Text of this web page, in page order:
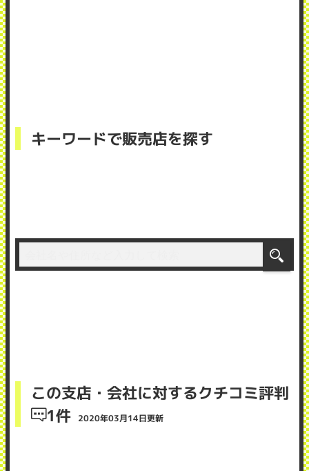
キーワードで販売店を探す
この支店・会社に対するクチコミ評判
1件
2020年03月14日更新